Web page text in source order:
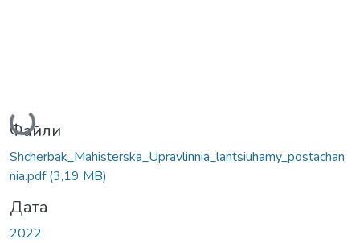
Вантажиться...
Файли
Shcherbak_Мahisterska_Upravlinnia_lantsiuhamy_postachan
nia.pdf(3,19 MB)
Дата
2022